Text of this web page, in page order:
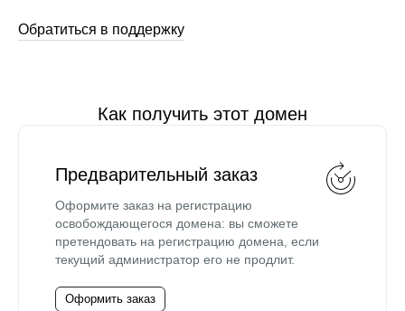
Обратиться в поддержку
Как получить этот домен
Предварительный заказ
Оформите заказ на регистрацию
освобождающегося домена: вы сможете
претендовать на регистрацию домена, если
текущий администратор его не продлит.
Оформить заказ